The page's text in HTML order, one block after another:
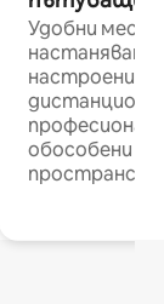
Удобни
настаняване
настроени и
обособени